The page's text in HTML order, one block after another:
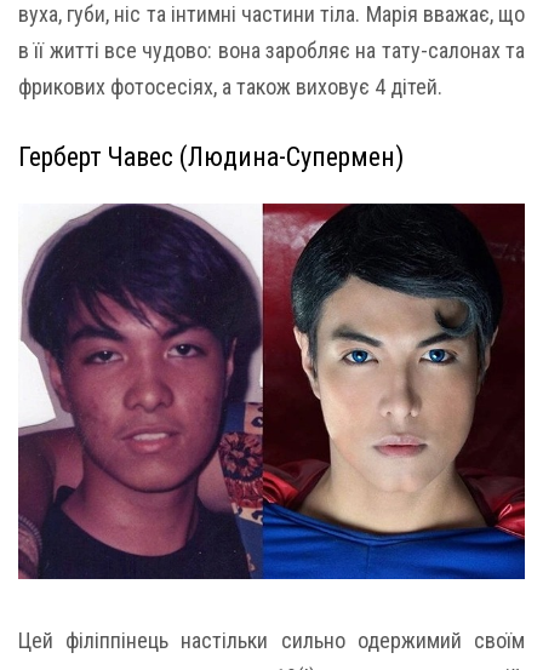
вуха, губи, ніс та інтимні частини тіла. Марія вважає, що
в її житті все чудово: вона заробляє на тату-салонах та
фрикових фотосесіях, а також виховує 4 дітей.
Герберт Чавес (Людина-Супермен)
Цей філіппінець настільки сильно одержимий своїм